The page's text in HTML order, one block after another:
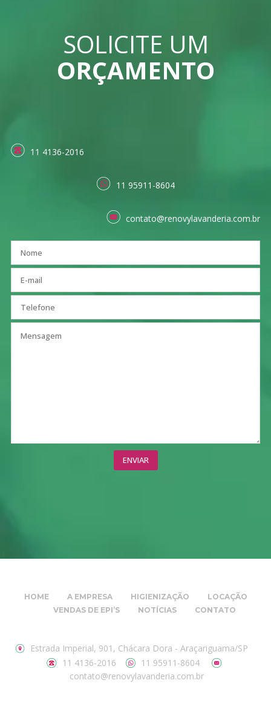
SOLICITE UM
ORÇAMENTO
11 4136-2016
11 95911-8604
contato@renovylavanderia.com.br
HOME A EMPRESA HIGIENIZAÇÃO
LOCAÇÃO
VENDAS DE EPI’S
NOTÍCIAS CONTATO
Estrada Imperial, 901, Chácara Dora - Araçariguama/SP
11 4136-2016
11 95911-8604
contato@renovylavanderia.com.br